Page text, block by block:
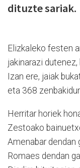
dituzte sariak.
Elizkaleko festen
jakinarazi
Izan ere, jaiak
eta 368
Herritar horiek
Zestoako
Amenabar dendan
Romaes dendan